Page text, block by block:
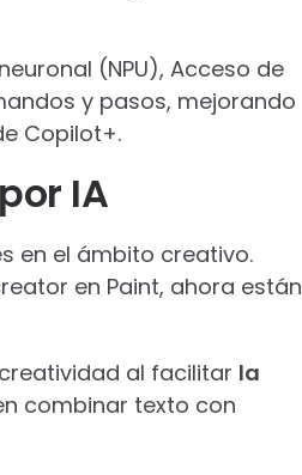
(NPU), Acceso de
y pasos, mejorando
Copilot+.
IA
en el ámbito creativo.
en Paint, ahora están
al facilitar la
combinar texto con